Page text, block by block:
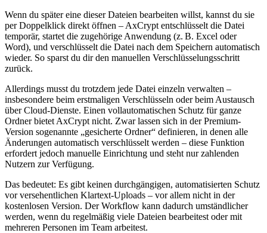
Wenn du später eine dieser Dateien bearbeiten willst, kannst du sie
per Doppelklick direkt öffnen – AxCrypt entschlüsselt die Datei
temporär, startet die zugehörige Anwendung (z. B. Excel oder
Word), und verschlüsselt die Datei nach dem Speichern automatisch
wieder. So sparst du dir den manuellen Verschlüsselungsschritt
zurück.
Allerdings musst du trotzdem jede Datei einzeln verwalten –
insbesondere beim erstmaligen Verschlüsseln oder beim Austausch
über Cloud-Dienste. Einen vollautomatischen Schutz für ganze
Ordner bietet AxCrypt nicht. Zwar lassen sich in der Premium-
Version sogenannte „gesicherte Ordner“ definieren, in denen alle
Änderungen automatisch verschlüsselt werden – diese Funktion
erfordert jedoch manuelle Einrichtung und steht nur zahlenden
Nutzern zur Verfügung.
Das bedeutet: Es gibt keinen durchgängigen, automatisierten Schutz
vor versehentlichen Klartext-Uploads – vor allem nicht in der
kostenlosen Version. Der Workflow kann dadurch umständlicher
werden, wenn du regelmäßig viele Dateien bearbeitest oder mit
mehreren Personen im Team arbeitest.